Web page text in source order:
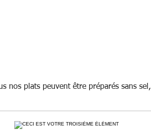
nos plats peuvent être préparés sans sel,